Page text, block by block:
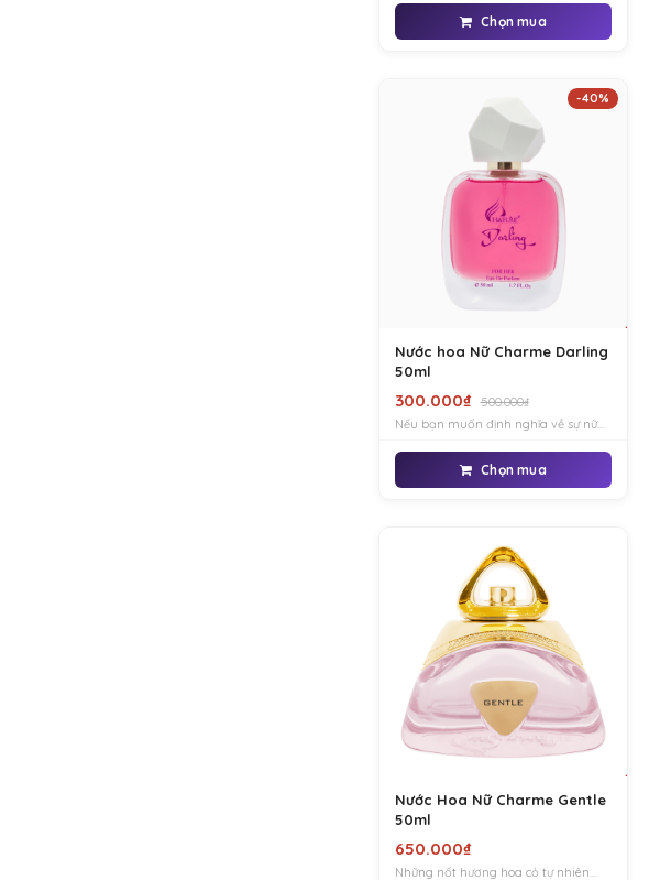
dịu nhẹ thanh mát đến từ hoa cam,
quả quýt đem lại cho quý cô sự nổi
bật trong đám đông.
Chọn mua
-40%
Nước hoa Nữ Charme Darling
50ml
300.000₫
500.000₫
Nếu bạn muốn định nghĩa về sự nữ
DARLING là một định nghĩa mới
trong bản đồ tư duy của những cô
nàng hiện đại. Đây là một sức hút
Chọn mua
Nước Hoa Nữ Charme Gentle
50ml
650.000₫
Những nốt hương hoa cỏ tự nhiên